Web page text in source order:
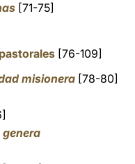
[71-75]
[76-109]
misionera [78-80]
genera